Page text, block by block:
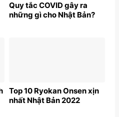
Quy tắc COVID gây ra
những gì cho Nhật Bản?
Top 10 Ryokan Onsen xịn
nhất Nhật Bản 2022